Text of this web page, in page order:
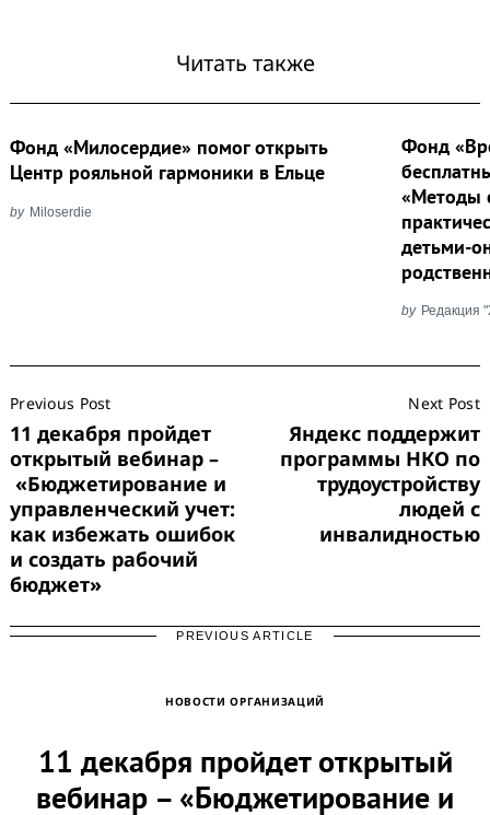
Читать также
Фонд «Милосердие» помог открыть
Центр рояльной гармоники в Ельце
by Miloserdie
Фонд
«Методы
детьми-
by Редакция
Navigation
Previous Post
11 декабря пройдет
открытый вебинар –
«Бюджетирование и
управленческий учет:
как избежать ошибок
и создать рабочий
бюджет»
Next Post
Яндекс поддержит
программы НКО по
трудоустройству
людей с
инвалидностью
PREVIOUS ARTICLE
НОВОСТИ ОРГАНИЗАЦИЙ
11 декабря пройдет открытый
вебинар – «Бюджетирование и